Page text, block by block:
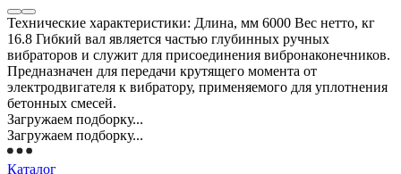
Технические характеристики: Длина, мм 6000 Вес нетто, кг
16.8 Гибкий вал является частью глубинных ручных
вибраторов и служит для присоединения вибронаконечников.
Предназначен для передачи крутящего момента от
электродвигателя к вибратору, применяемого для уплотнения
бетонных смесей.
Загружаем подборку...
Загружаем подборку...
Каталог